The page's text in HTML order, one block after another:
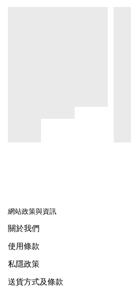
網站政策與資訊
關於我們
使用條款
私隱政策
送貨方式及條款